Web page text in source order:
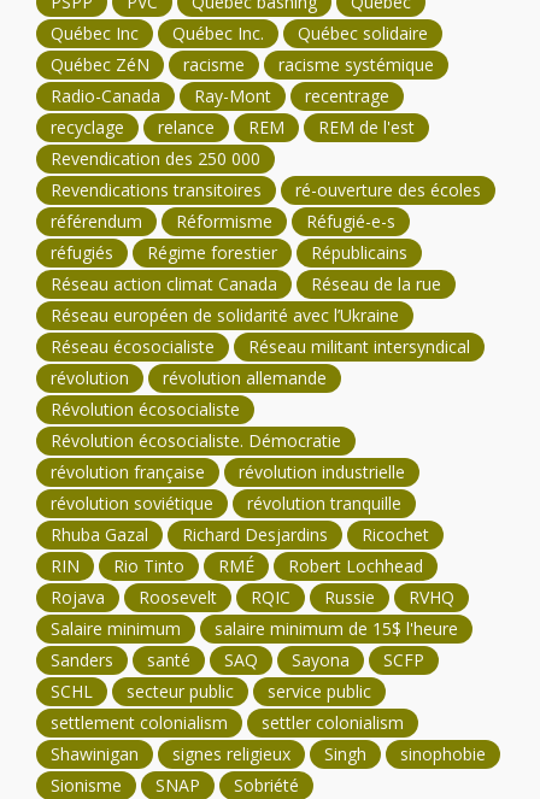
Québec Inc
Québec Inc.
Québec solidaire
Québec ZéN
racisme
racisme systémique
Radio-Canada
Ray-Mont
recentrage
recyclage
relance REM
REM de l'est
Revendication des 250 000
Revendications transitoires
ré-ouverture des écoles
référendum
Réformisme
Réfugié-e-s
réfugiés
Régime forestier
Républicains
Réseau action climat Canada
Réseau de la rue
Réseau européen de solidarité avec l’Ukraine
Réseau écosocialiste
Réseau militant intersyndical
révolution
révolution allemande
Révolution écosocialiste
Révolution écosocialiste. Démocratie
révolution française
révolution industrielle
révolution soviétique
révolution tranquille
Rhuba Gazal
Richard Desjardins
Ricochet
RIN
Rio Tinto RMÉ
Robert Lochhead
Rojava
Roosevelt RQIC Russie
RVHQ
Salaire minimum
salaire minimum de 15$ l'heure
Sanders
santé SAQ Sayona
SCFP
SCHL
secteur public
service public
settlement colonialism
settler colonialism
Shawinigan
signes religieux Singh
sinophobie
Sionisme
SNAP
Sobriété